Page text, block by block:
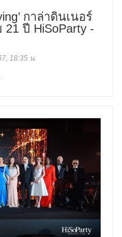
กาล่าดินเนอร์
ปี HiSoParty -
18:35 น.